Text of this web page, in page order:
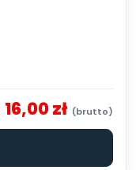
16,00 zł